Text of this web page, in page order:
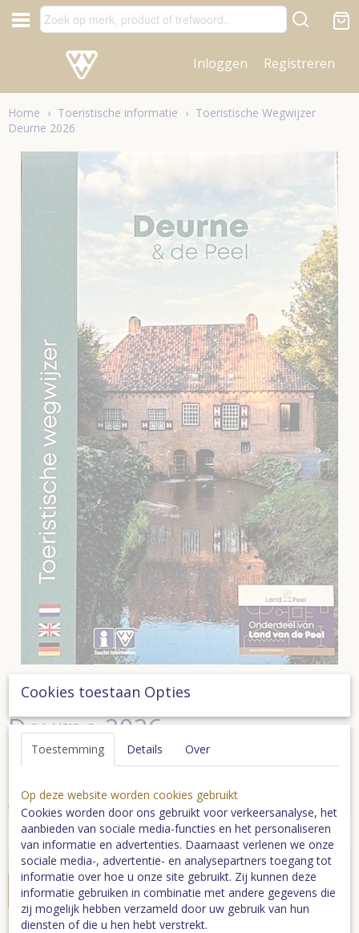
Inloggen Registreren
Home › Toeristische informatie › Toeristische Wegwijzer
Deurne 2026
Toeristische Wegwijzer
Deurne 2026
€ 0,00 (inclusief btw 21%)
Aantal
In winkelwagen
Cookies toestaan Opties
Toestemming Details Over
Op deze website worden cookies gebruikt
Cookies worden door ons gebruikt voor verkeersanalyse, het
aanbieden van sociale media-functies en het personaliseren
van informatie en advertenties. Daarnaast verlenen we onze
sociale media-, advertentie- en analysepartners toegang tot
informatie over hoe u onze site gebruikt. Zij kunnen deze
informatie gebruiken in combinatie met andere gegevens die
zij mogelijk hebben verzameld door uw gebruik van hun
diensten of die u hen hebt verstrekt.